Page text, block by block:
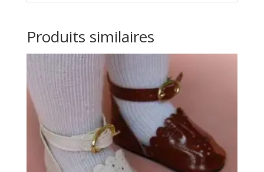
Produits similaires